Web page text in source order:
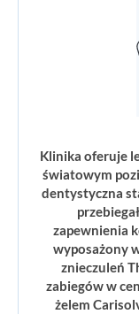
Klinika oferuje
światowym
dentystyczna
zapewnienia
wyposażony
znieczuleń
zabiegów w
żelem